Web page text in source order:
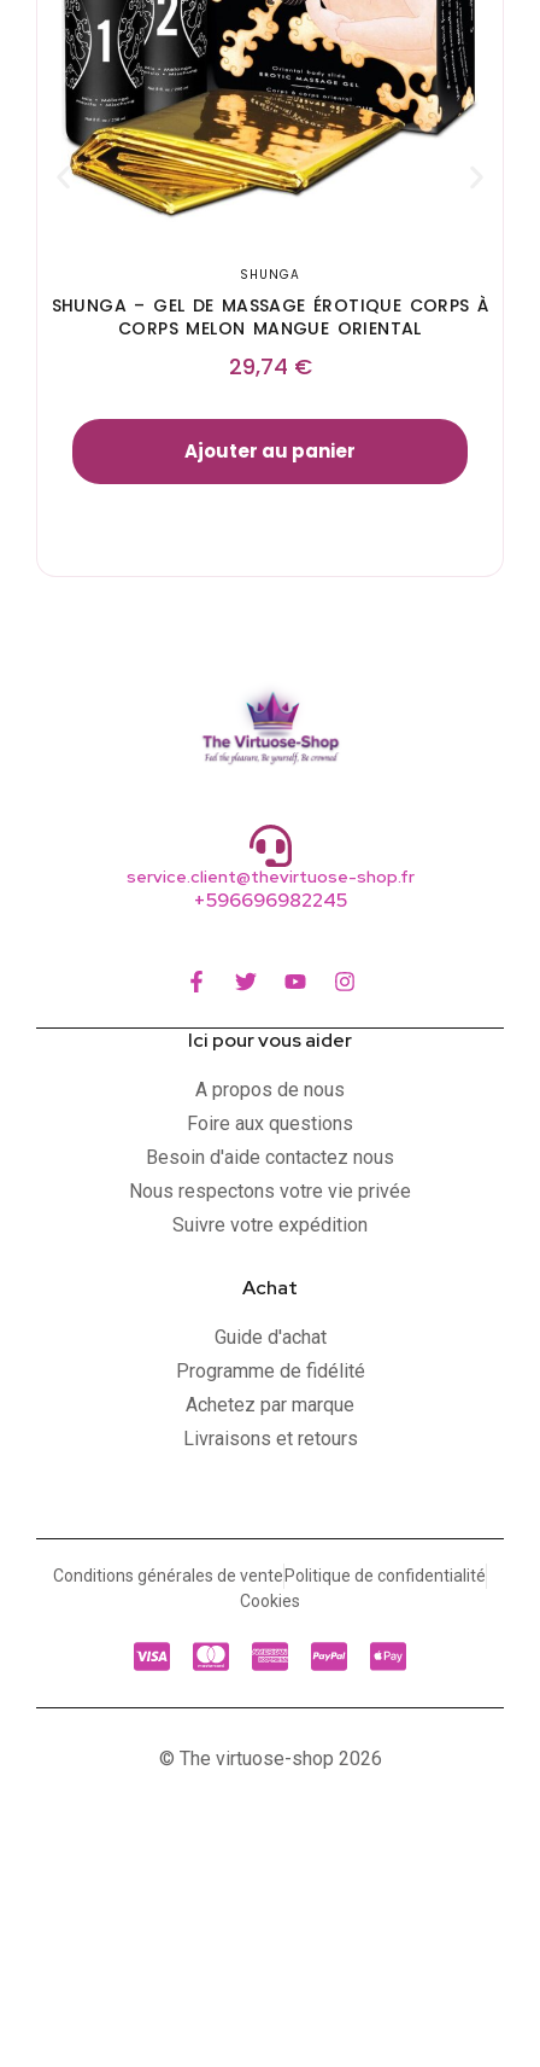
SHUNGA
SHUNGA – GEL DE MASSAGE ÉROTIQUE CORPS À
CORPS MELON MANGUE ORIENTAL
29,74 €
Ajouter au panier
service.client@thevirtuose-shop.fr
+596696982245
Ici pour vous aider
A propos de nous
Foire aux questions
Besoin d'aide contactez nous
Nous respectons votre vie privée
Suivre votre expédition
Achat
Guide d'achat
Programme de fidélité
Achetez par marque
Livraisons et retours
Conditions générales de vente Politique de confidentialité
Cookies
© The virtuose-shop 2026